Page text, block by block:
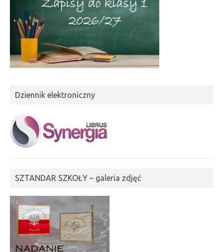
Dziennik elektroniczny
SZTANDAR SZKOŁY – galeria zdjęć